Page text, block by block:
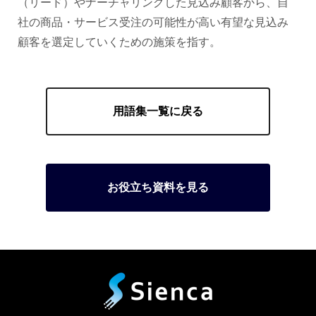
社の商品・サービス受注の可能性が高い有望な見込み
顧客を選定していくための施策を指す。
用語集一覧に戻る
お役立ち資料を見る